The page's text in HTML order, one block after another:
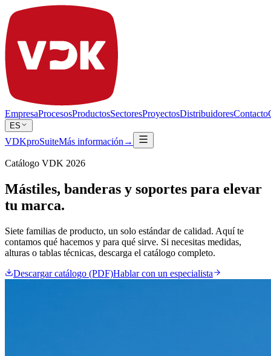
EmpresaProcesosProductosSectoresProyectosDistribuidoresContacto
ES
VDKproSuiteMás información →
Catálogo VDK 2026
Mástiles, banderas y soportes para elevar
tu marca.
Siete familias de producto, un solo estándar de calidad. Aquí te
contamos qué hacemos y para qué sirve. Si necesitas medidas,
alturas o tablas técnicas, descarga el catálogo completo.
Descargar catálogo (PDF)Hablar con un especialista